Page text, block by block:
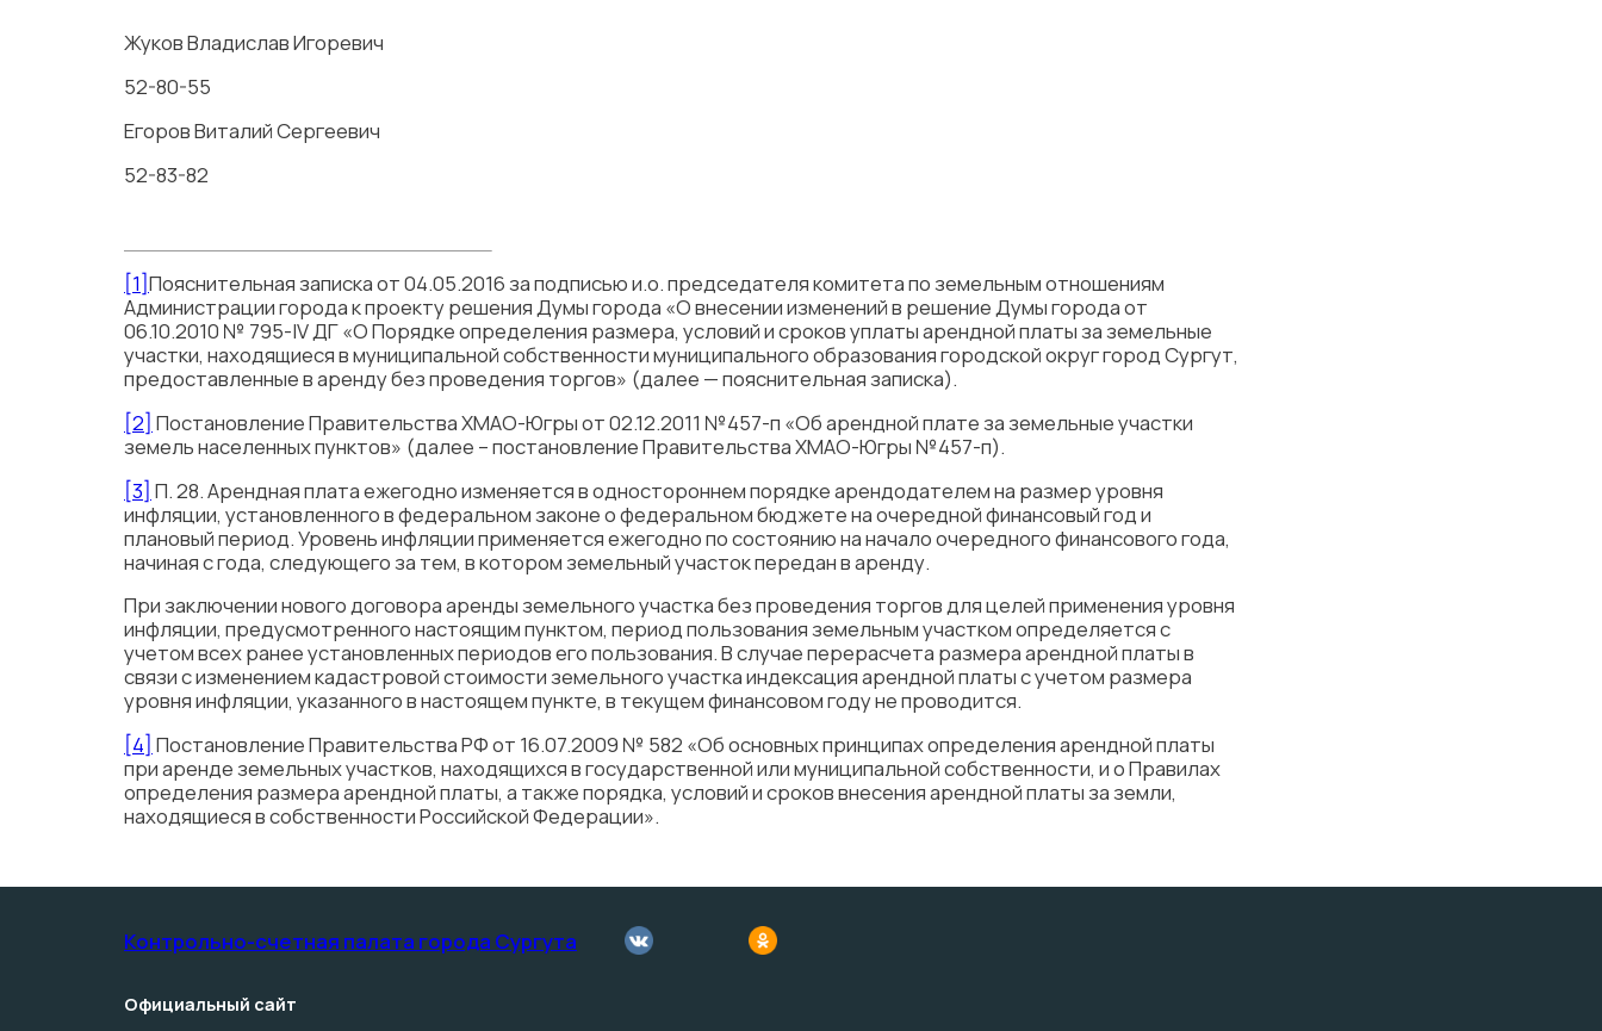
Жуков Владислав Игоревич
52-80-55
Егоров Виталий Сергеевич
52-83-82
[1]Пояснительная записка от 04.05.2016 за подписью и.о. председателя комитета по земельным отношениям
Администрации города к проекту решения Думы города «О внесении изменений в решение Думы города от
06.10.2010 № 795-IV ДГ «О Порядке определения размера, условий и сроков уплаты арендной платы за земельные
участки, находящиеся в муниципальной собственности муниципального образования городской округ город Сургут,
предоставленные в аренду без проведения торгов» (далее — пояснительная записка).
[2] Постановление Правительства ХМАО-Югры от 02.12.2011 №457-п «Об арендной плате за земельные участки
земель населенных пунктов» (далее – постановление Правительства ХМАО-Югры №457-п).
[3] П. 28. Арендная плата ежегодно изменяется в одностороннем порядке арендодателем на размер уровня
инфляции, установленного в федеральном законе о федеральном бюджете на очередной финансовый год и
плановый период. Уровень инфляции применяется ежегодно по состоянию на начало очередного финансового года,
начиная с года, следующего за тем, в котором земельный участок передан в аренду.
При заключении нового договора аренды земельного участка без проведения торгов для целей применения уровня
инфляции, предусмотренного настоящим пунктом, период пользования земельным участком определяется с
учетом всех ранее установленных периодов его пользования. В случае перерасчета размера арендной платы в
связи с изменением кадастровой стоимости земельного участка индексация арендной платы с учетом размера
уровня инфляции, указанного в настоящем пункте, в текущем финансовом году не проводится.
[4] Постановление Правительства РФ от 16.07.2009 № 582 «Об основных принципах определения арендной платы
при аренде земельных участков, находящихся в государственной или муниципальной собственности, и о Правилах
определения размера арендной платы, а также порядка, условий и сроков внесения арендной платы за земли,
находящиеся в собственности Российской Федерации».
Контрольно-счетная палата­ города Сургута
Официальный сайт